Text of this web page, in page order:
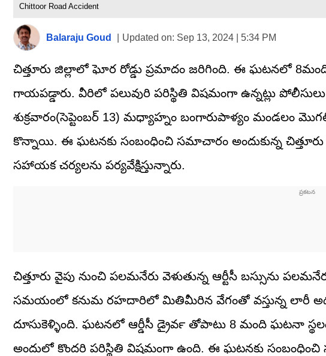
Chittoor Road Accident
Balaraju Goud Updated on: Sep 13, 2024 | 5:34 PM
చిత్తూరు జిల్లాలో ఘోర రోడ్డు ప్రమాదం జరిగింది. ఈ ఘటనలో
గాయపడ్డారు. వీరిలో పలువురి పరిస్థితి విషమంగా ఉన్నట్లు
శుక్రవారం(సెప్టెంబర్ 13) మధ్యాహ్నం బంగారుపాళ్యం మండలం
కొన్నాయి. ఈ ఘటనకు సంబంధించి సమాచారం అందుకున్న చిత్తూరు
సహాయక చర్యలను పర్యవేక్షిస్తున్నారు.
చిత్తూరు వైపు నుంచి పలమనేరు వెళుతున్న ఆర్టీసీ బస్సును
సమయంలో కనుమ రహదారిలో మితిమీరిన వేగంతో వస్తున్న లారీ
దూసుకెళ్ళింది. ఘటనలో ఆర్డీసీ డ్రైవర్‍ తోపాటు 8 మంది ఘటనా
అందులో కొందరి పరిస్థితి విషమంగా ఉంది. ఈ ఘటనకు సంబంధించి